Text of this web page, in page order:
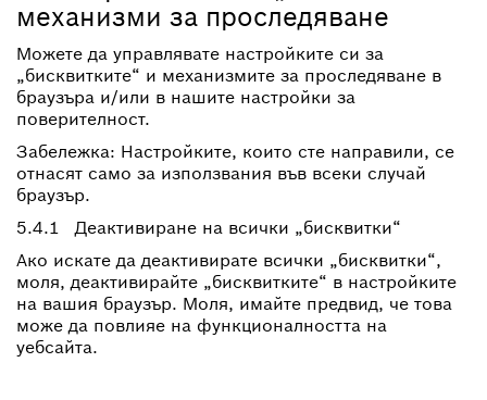
механизми за проследяване
Можете да управлявате настройките си за
„бисквитките“ и механизмите за проследяване в
браузъра и/или в нашите настройки за
поверителност.
Забележка: Настройките, които сте направили, се
отнасят само за използвания във всеки случай
браузър.
5.4.1 Деактивиране на всички „бисквитки“
Ако искате да деактивирате всички „бисквитки“,
моля, деактивирайте „бисквитките“ в настройките
на вашия браузър. Моля, имайте предвид, че това
може да повлияе на функционалността на
уебсайта.